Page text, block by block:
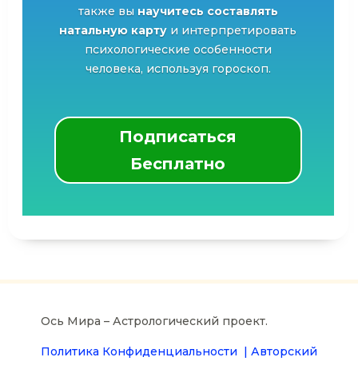
также вы научитесь составлять
натальную карту и интерпретировать
психологические особенности
человека, используя гороскоп.
Подписаться
Бесплатно
Ось Мира – Астрологический проект.
Политика Конфиденциальности | Авторский